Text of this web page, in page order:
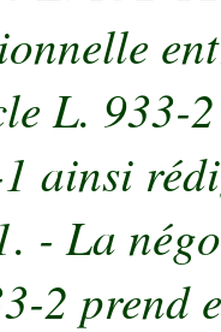
L. 933-2
ainsi
- La
2 prend